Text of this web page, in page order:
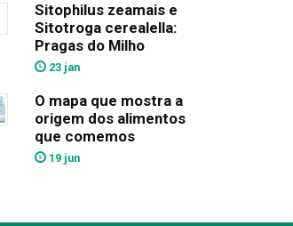
Sitophilus zeamais e
Sitotroga cerealella:
Pragas do Milho
23 jan
O mapa que mostra a
origem dos alimentos
que comemos
19 jun